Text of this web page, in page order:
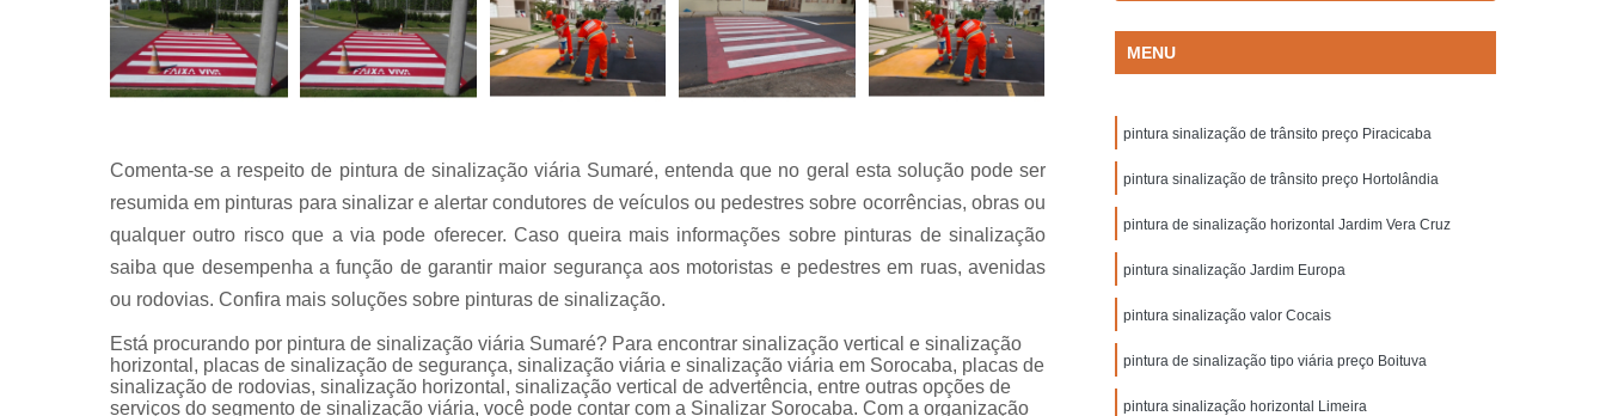
Sinalização
de obra
Sinalização
horizontal
Sinalizações
Tachões
Empresa Sinalização de Trânsito
Lombada com Faixa de Pedestre
Lombada de Borracha para Condomínio
Lombada de Rua
Lombada Elevada
Lombada para Garagem
Lombada Quebra Mola
Lombada Trânsito
Pintura de Sinalização
Pintura de Sinalização Horizontal
Pintura de Sinalização Viária
Pintura Horizontal
Pintura Placa de Sinalização
Pintura Sinalização
Pintura Sinalização de Segurança
Pintura Sinalização Horizontal
Pintura Sinalização Tipo Horizontal
Placa de Sinalização de Segurança
Placas de Sinalização de Segurança Bombeiros
Comenta-se a respeito de pintura de sinalização viária Sumaré, entenda que no geral esta solução pode ser
resumida em pinturas para sinalizar e alertar condutores de veículos ou pedestres sobre ocorrências, obras ou
qualquer outro risco que a via pode oferecer. Caso queira mais informações sobre pinturas de sinalização
saiba que desempenha a função de garantir maior segurança aos motoristas e pedestres em ruas, avenidas
ou rodovias. Confira mais soluções sobre pinturas de sinalização.
Está procurando por pintura de sinalização viária Sumaré? Para encontrar sinalização vertical e sinalização
horizontal, placas de sinalização de segurança, sinalização viária e sinalização viária em Sorocaba, placas de
sinalização de rodovias, sinalização horizontal, sinalização vertical de advertência, entre outras opções de
serviços do segmento de sinalização viária, você pode contar com a Sinalizar Sorocaba. Com a organização
MENU
pintura sinalização de trânsito preço Piracicaba
pintura sinalização de trânsito preço Hortolândia
pintura de sinalização horizontal Jardim Vera Cruz
pintura sinalização Jardim Europa
pintura sinalização valor Cocais
pintura de sinalização tipo viária preço Boituva
pintura sinalização horizontal Limeira